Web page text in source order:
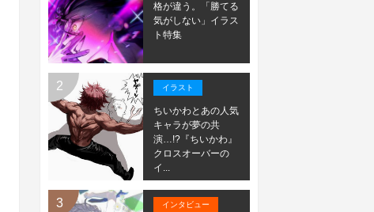
格が違う。「勝てる
気がしない」イラス
ト特集
イラスト
ちいかわとあの人気
キャラが夢の共
演…!?『ちいかわ』
クロスオーバーの
イ...
インタビュー